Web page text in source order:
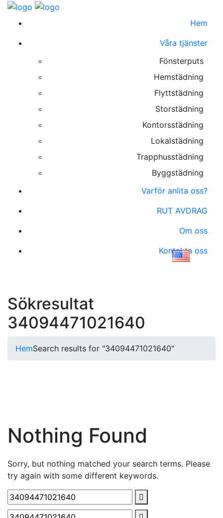
Hem
Våra tjänster
Fönsterputs
Hemstädning
Flyttstädning
Storstädning
Kontorsstädning
Lokalstädning
Trapphusstädning
Byggstädning
Varför anlita oss?
RUT AVDRAG
Om oss
Kontakta oss
Sökresultat
34094471021640
HemSearch results for "34094471021640"
Nothing Found
Sorry, but nothing matched your search terms. Please
try again with some different keywords.